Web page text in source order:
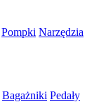
Pompki Narzędzia
Bagażniki Pedały